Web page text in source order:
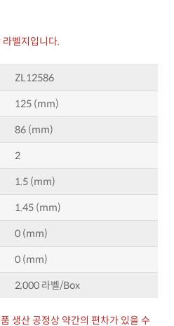
벨지입니다.
ZL12586
125 (mm)
86 (mm)
2
1.5 (mm)
1.45 (mm)
0 (mm)
0 (mm)
2,000 라벨/Box
생산 공정상 약간의 편차가 있을 수